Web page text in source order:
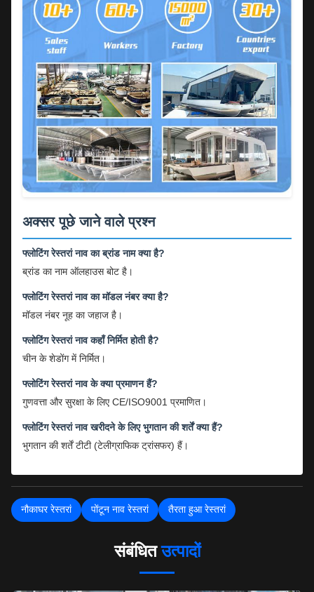
अक्सर पूछे जाने वाले प्रश्न
फ्लोटिंग रेस्तरां नाव का ब्रांड नाम क्या है?
ब्रांड का नाम ऑलहाउस बोट है।
फ्लोटिंग रेस्तरां नाव का मॉडल नंबर क्या है?
मॉडल नंबर नूह का जहाज है।
फ्लोटिंग रेस्तरां नाव कहाँ निर्मित होती है?
चीन के शेडोंग में निर्मित।
फ्लोटिंग रेस्तरां नाव के क्या प्रमाणन हैं?
गुणवत्ता और सुरक्षा के लिए CE/ISO9001 प्रमाणित।
फ्लोटिंग रेस्तरां नाव खरीदने के लिए भुगतान की शर्तें क्या हैं?
भुगतान की शर्तें टीटी (टेलीग्राफिक ट्रांसफर) हैं।
नौकाघर रेस्तरां पोंटून नाव रेस्तरां तैरता हुआ रेस्तरां
संबंधितउत्पादों